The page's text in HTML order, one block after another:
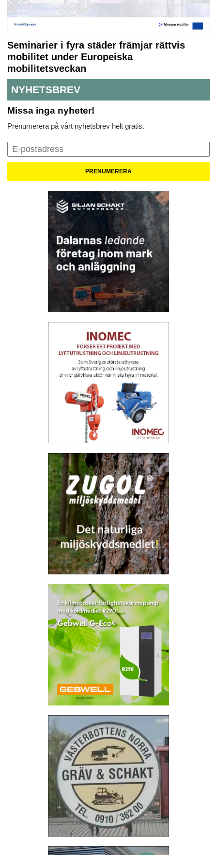
Seminarier i fyra städer främjar rättvis
mobilitet under Europeiska
mobilitetsveckan
NYHETSBREV
Missa inga nyheter!
Prenumerera på vårt nyhetsbrev helt gratis.